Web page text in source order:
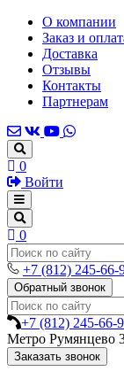
О компании
Заказ и
Доставка
Отзывы
Контакты
Партнерам
0
Войти
0
+7 (812) 245-66-
Обратный звонок
+7 (812) 245-66-
Метро Румянцево
Заказать звонок